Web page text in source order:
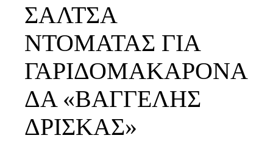
ΣΑΛΤΣΑ
ΝΤΟΜΑΤΑΣ ΓΙΑ
ΓΑΡΙΔΟΜΑΚΑΡΟΝΑ
ΔΑ «ΒΑΓΓΕΛΗΣ
ΔΡΙΣΚΑΣ»